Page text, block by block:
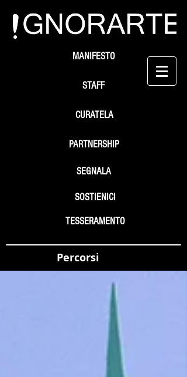
STAFF
SEGNALA
SOSTIENICI
MANIFESTO
PARTNERSHIP
TESSERAMENTO
CURATELA
Percorsi